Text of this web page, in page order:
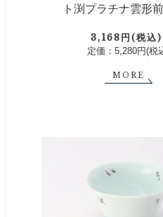
ト渕プラチナ雲形
3,168円(税込)
定価：5,280円(税
MORE